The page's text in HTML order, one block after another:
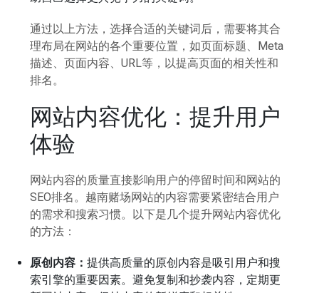
通过以上方法，选择合适的关键词后，需要将其合
理布局在网站的各个重要位置，如页面标题、Meta
描述、页面内容、URL等，以提高页面的相关性和
排名。
网站内容优化：提升用户
体验
网站内容的质量直接影响用户的停留时间和网站的
SEO排名。越南赌场网站的内容需要紧密结合用户
的需求和搜索习惯。以下是几个提升网站内容优化
的方法：
原创内容：提供高质量的原创内容是吸引用户和搜
索引擎的重要因素。避免复制和抄袭内容，定期更